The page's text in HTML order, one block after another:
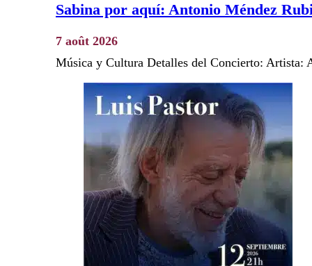
Sabina por aquí: Antonio Méndez
7 août 2026
Música y Cultura Detalles del Concierto: Artista: